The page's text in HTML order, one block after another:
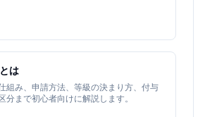
は
組み、申請方法、等級の決まり方、付与
分まで初心者向けに解説します。